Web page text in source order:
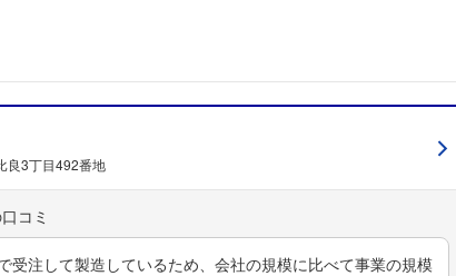
良3丁目492番地
受注して製造しているため、会社の規模に比べて事業の規模